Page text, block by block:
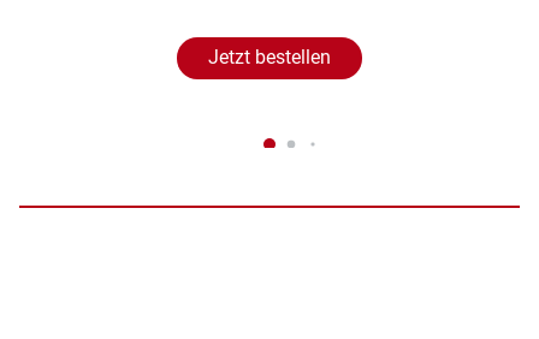
Jetzt bestellen